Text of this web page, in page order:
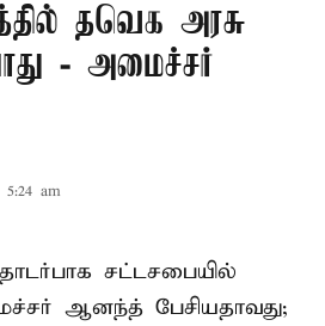
தவெக அரசு
- அமைச்சர்
am
சட்டசபையில்
ஆனந்த் பேசியதாவது;